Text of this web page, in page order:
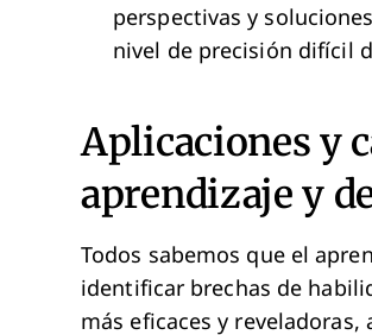
perspectivas y
nivel de precisión difícil
Aplicaciones y
aprendizaje y
Todos sabemos que el
identificar brechas de
más eficaces y